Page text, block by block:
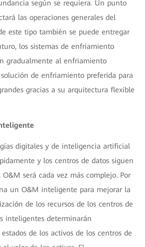
según se requiera. Un punto
las operaciones generales del
este tipo también se puede entregar
los sistemas de enfriamiento
gradualmente al enfriamiento
de enfriamiento preferida para
gracias a su arquitectura flexible
digitales y de inteligencia artificial
y los centros de datos siguen
será cada vez más complejo. Por
un O&M inteligente para mejorar la
de los recursos de los centros de
inteligentes determinarán
de los activos de los centros de